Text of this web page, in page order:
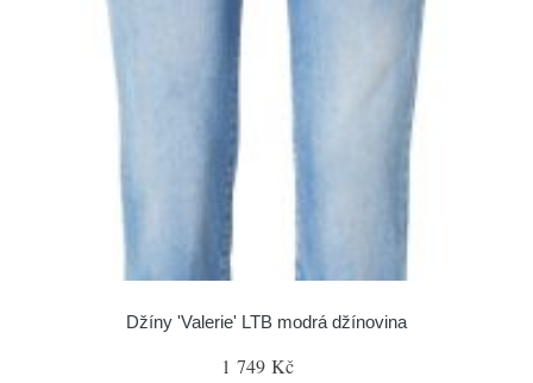
Džíny 'Valerie' LTB modrá džínovina
1 749 Kč